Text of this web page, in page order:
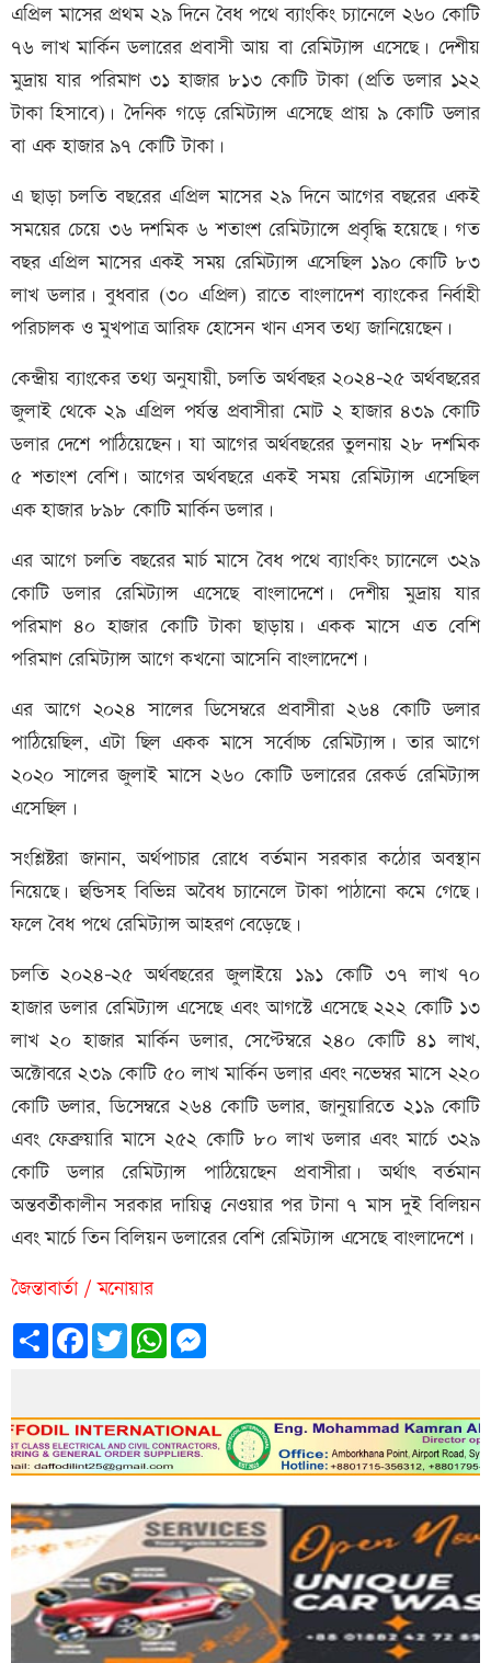
এপ্রিল মাসের প্রথম ২৯ দিনে বৈধ পথে ব্যাংকিং চ্যানেলে ২৬০ কোটি
৭৬ লাখ মার্কিন ডলারের প্রবাসী আয় বা রেমিট্যান্স এসেছে। দেশীয়
মুদ্রায় যার পরিমাণ ৩১ হাজার ৮১৩ কোটি টাকা (প্রতি ডলার ১২২
টাকা হিসাবে)। দৈনিক গড়ে রেমিট্যান্স এসেছে প্রায় ৯ কোটি ডলার
বা এক হাজার ৯৭ কোটি টাকা।
এ ছাড়া চলতি বছরের এপ্রিল মাসের ২৯ দিনে আগের বছরের একই
সময়ের চেয়ে ৩৬ দশমিক ৬ শতাংশ রেমিট্যান্সে প্রবৃ‌দ্ধি হয়েছে। গত
বছর এপ্রিল মাসের একই সময় রেমিট্যান্স এসেছিল ১৯০ কোটি ৮৩
লাখ ডলার। বুধবার (৩০ এপ্রিল) রা‌তে বাংলাদেশ ব্যাংকের নির্বাহী
পরিচালক ও মুখপাত্র আরিফ হোসেন খান এসব তথ‌্য জা‌নি‌য়ে‌ছেন।
কেন্দ্রীয় ব্যাংকের তথ্য অনুযায়ী, চলতি অর্থবছর ২০২৪-২৫ অর্থবছরের
জুলাই থেকে ২৯ এপ্রিল পর্যন্ত প্রবাসীরা মোট ২ হাজার ৪৩৯ কোটি
ডলার দেশে পাঠিয়েছেন। যা আগের অর্থবছরের তুলনায় ২৮ দশমিক
৫ শতাংশ বেশি। আগের অর্থবছরে একই সময় রেমিট্যান্স এসেছিল
এক হাজার ৮৯৮ কোটি মার্কিন ডলার।
এর আগে চলতি বছরের মার্চ মাসে বৈধ পথে ব্যাংকিং চ্যানেলে ৩২৯
কোটি ডলার রেমিট্যান্স এসেছে বাংলাদেশে। দেশীয় মুদ্রায় যার
পরিমাণ ৪০ হাজার কোটি টাকা ছাড়ায়। একক মাসে এত বেশি
পরিমাণ রেমিট্যান্স আগে কখনো আসেনি বাংলাদেশে।
এর আগে ২০২৪ সালের ডিসেম্বরে প্রবাসীরা ২৬৪ কোটি ডলার
পাঠিয়েছিল, এটা ছিল একক মাসে সর্বোচ্চ রেমিট্যান্স। তার আগে
২০২০ সালের জুলাই মাসে ২৬০ কোটি ডলারের রেকর্ড রেমিট্যান্স
এসেছিল।
সংশ্লিষ্টরা জানান, অর্থপাচার রোধে বর্তমান সরকার কঠোর অবস্থান
নিয়েছে। হুন্ডিসহ বিভিন্ন অবৈধ চ্যানেলে টাকা পাঠানো কমে গেছে।
ফলে বৈধ পথে রেমিট্যান্স আহরণ বেড়েছে।
চলতি ২০২৪-২৫ অর্থবছরের জুলাইয়ে ১৯১ কোটি ৩৭ লাখ ৭০
হাজার ডলার রেমিট্যান্স এসেছে এবং আগস্টে এসেছে ২২২ কোটি ১৩
লাখ ২০ হাজার মার্কিন ডলার, সেপ্টেম্বরে ২৪০ কোটি ৪১ লাখ,
অক্টোবরে ২৩৯ কোটি ৫০ লাখ মার্কিন ডলার এবং নভেম্বর মাসে ২২০
কোটি ডলার, ডিসেম্বরে ২৬৪ কোটি ডলার, জানুয়া‌রিতে ২১৯ কোটি
এবং ফেব্রুয়ারি মাসে ২৫২ কোটি ৮০ লাখ ডলার এবং মার্চে ৩২৯
কোটি ডলার রেমিট্যান্স পা‌ঠিয়েছেন প্রবাসীরা। অর্থাৎ বর্তমান
অন্তবর্তীকালীন সরকার দা‌য়িত্ব নেওয়ার পর টানা ৭ মাস দুই বিলিয়ন
এবং মার্চে তিন বিলিয়ন ডলারের বেশি রেমিট্যান্স এসেছে বাংলাদেশে।
জৈন্তাবার্তা / মনোয়ার
Share FacebookTwitterWhatsApp